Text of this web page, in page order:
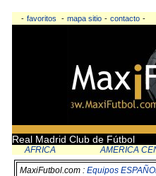
- favoritos - mapa sitio - contacto -
Real Madrid Club de Fútbol
AFRICA AMERICA
MaxiFutbol.com : Equipos